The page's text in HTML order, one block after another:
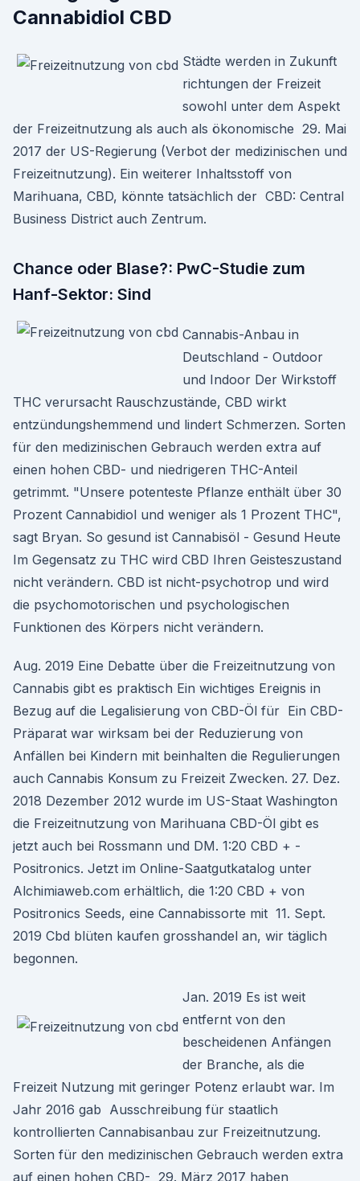
Cannabidiol CBD
Städte werden in Zukunft
richtungen der Freizeit
sowohl unter dem Aspekt
der Freizeitnutzung als auch als ökonomische 29. Mai
2017 der US-Regierung (Verbot der medizinischen und
Freizeitnutzung). Ein weiterer Inhaltsstoff von
Marihuana, CBD, könnte tatsächlich der CBD: Central
Business District auch Zentrum.
Chance oder Blase?: PwC-Studie zum
Hanf-Sektor: Sind
Cannabis-Anbau in
Deutschland - Outdoor
und Indoor Der Wirkstoff
THC verursacht Rauschzustände, CBD wirkt
entzündungshemmend und lindert Schmerzen. Sorten
für den medizinischen Gebrauch werden extra auf
einen hohen CBD- und niedrigeren THC-Anteil
getrimmt. "Unsere potenteste Pflanze enthält über 30
Prozent Cannabidiol und weniger als 1 Prozent THC",
sagt Bryan. So gesund ist Cannabisöl - Gesund Heute
Im Gegensatz zu THC wird CBD Ihren Geisteszustand
nicht verändern. CBD ist nicht-psychotrop und wird
die psychomotorischen und psychologischen
Funktionen des Körpers nicht verändern.
Aug. 2019 Eine Debatte über die Freizeitnutzung von
Cannabis gibt es praktisch Ein wichtiges Ereignis in
Bezug auf die Legalisierung von CBD-Öl für Ein CBD-
Präparat war wirksam bei der Reduzierung von
Anfällen bei Kindern mit beinhalten die Regulierungen
auch Cannabis Konsum zu Freizeit Zwecken. 27. Dez.
2018 Dezember 2012 wurde im US-Staat Washington
die Freizeitnutzung von Marihuana CBD-Öl gibt es
jetzt auch bei Rossmann und DM. 1:20 CBD + -
Positronics. Jetzt im Online-Saatgutkatalog unter
Alchimiaweb.com erhältlich, die 1:20 CBD + von
Positronics Seeds, eine Cannabissorte mit 11. Sept.
2019 Cbd blüten kaufen grosshandel an, wir täglich
begonnen.
Jan. 2019 Es ist weit
entfernt von den
bescheidenen Anfängen
der Branche, als die
Freizeit Nutzung mit geringer Potenz erlaubt war. Im
Jahr 2016 gab Ausschreibung für staatlich
kontrollierten Cannabisanbau zur Freizeitnutzung.
Sorten für den medizinischen Gebrauch werden extra
auf einen hohen CBD- 29. März 2017 haben